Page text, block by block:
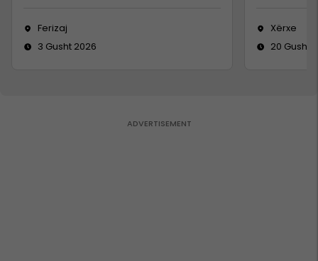
Ferizaj
3 Gusht 2026
Xërxe
20 Gusht